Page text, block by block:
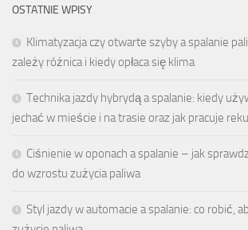
OSTATNIE WPISY
Klimatyzacja czy otwarte szyby a spalanie
zależy różnica i kiedy opłaca się klima
Technika jazdy hybrydą a spalanie: kiedy
jechać w mieście i na trasie oraz jak pracuje
Ciśnienie w oponach a spalanie – jak
do wzrostu zużycia paliwa
Styl jazdy w automacie a spalanie: co robić,